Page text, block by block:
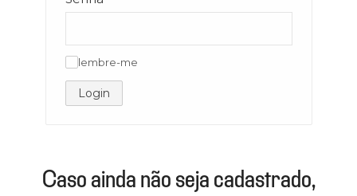
lembre-me
Login
Caso ainda não seja cadastrado,